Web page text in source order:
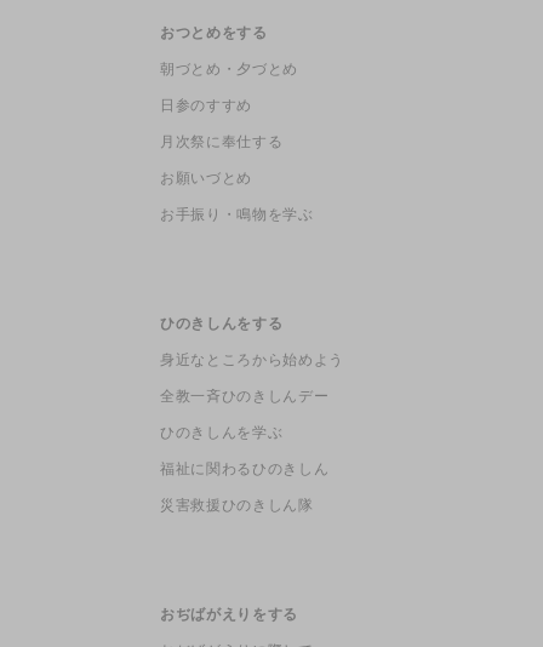
おつとめをする
朝づとめ・夕づとめ
日参のすすめ
月次祭に奉仕する
お願いづとめ
お手振り・鳴物を学ぶ
ひのきしんをする
身近なところから始めよう
全教一斉ひのきしんデー
ひのきしんを学ぶ
福祉に関わるひのきしん
災害救援ひのきしん隊
おぢばがえりをする